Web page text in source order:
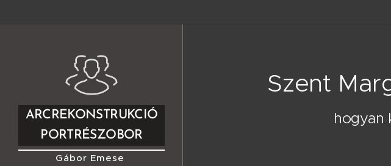
ARCREKONSTRUKCIÓ
PORTRÉSZOBOR
DOMBORMŰ
Gábor Emese
Szent
hogyan